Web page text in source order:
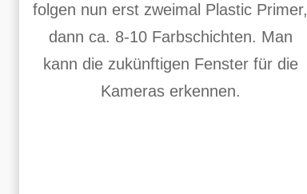
folgen nun erst zweimal Plastic Primer,
dann ca. 8-10 Farbschichten. Man
kann die zukünftigen Fenster für die
Kameras erkennen.